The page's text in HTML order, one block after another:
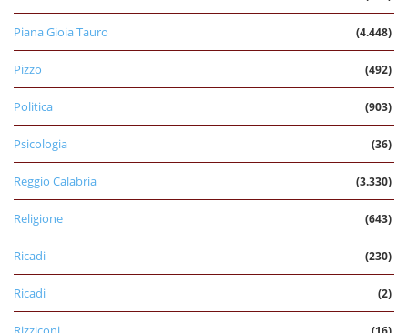
Piana Gioia Tauro (4.448)
Pizzo (492)
Politica (903)
Psicologia (36)
Reggio Calabria (3.330)
Religione (643)
Ricadi (230)
Ricadi (2)